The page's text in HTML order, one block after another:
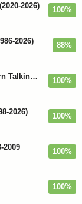
2026) 100%
2026) 88%
Thomas Anders / … Sings Modern Talking: The Best hi-res 100%
2026) 100%
2009 100%
100%